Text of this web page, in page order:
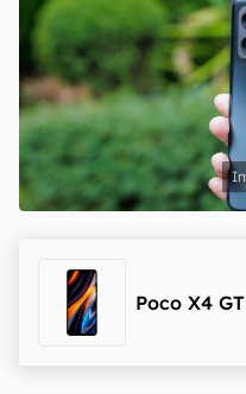
Poco X4 GT